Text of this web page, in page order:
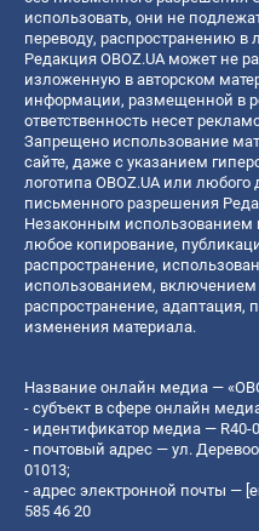
использовать, они не
переводу, распространению в
Редакция OBOZ.UA может не
изложенную в авторском
информации, размещенной в
ответственность несет
Запрещено использование
сайте, даже с указанием
логотипа OBOZ.UA или любого
письменного разрешения
Незаконным использованием
любое копирование,
распространение,
использованием, включением
распространение, адаптация,
изменения материала.
Название онлайн медиа —
- субъект в сфере онлайн
- идентификатор медиа — R40-
- почтовый адрес — ул.
01013;
- адрес электронной почты —
585 46 20